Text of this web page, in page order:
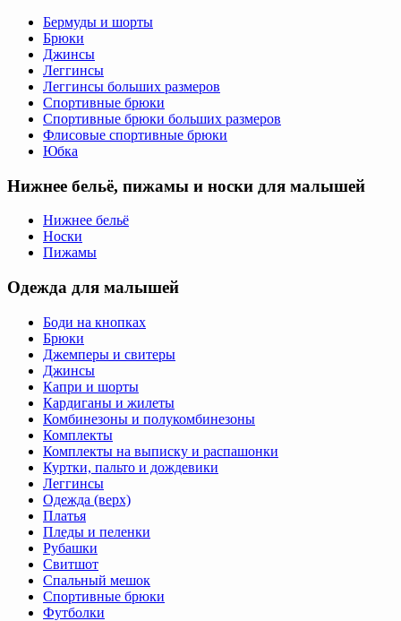
Бермуды и шорты
Брюки
Джинсы
Леггинсы
Леггинсы больших размеров
Спортивные брюки
Спортивные брюки больших размеров
Флисовые спортивные брюки
Юбка
Нижнее бельё, пижамы и носки для малышей
Нижнее бельё
Носки
Пижамы
Одежда для малышей
Боди на кнопках
Брюки
Джемперы и свитеры
Джинсы
Капри и шорты
Кардиганы и жилеты
Комбинезоны и полукомбинезоны
Комплекты
Комплекты на выписку и распашонки
Куртки, пальто и дождевики
Леггинсы
Одежда (верх)
Платья
Пледы и пеленки
Рубашки
Свитшот
Спальный мешок
Спортивные брюки
Футболки